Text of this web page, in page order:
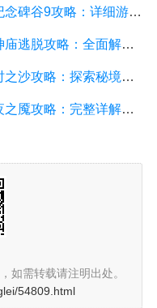
纪念碑谷9攻略：详细游戏攻略方案，通关技巧和秘籍
神庙逃脱攻略：全面解析、技巧和提示
时之沙攻略：探索秘境、解谜与战斗的完全指南
夜之魇攻略：完整详解、技巧和秘籍
如需转载请注明出处。
54809.html